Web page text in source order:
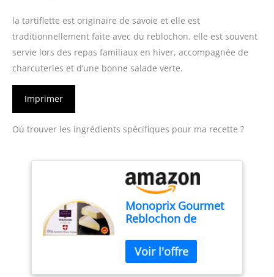
la tartiflette est originaire de savoie et elle est
traditionnellement faite avec du reblochon. elle est souvent
servie lors des repas familiaux en hiver, accompagnée de
charcuteries et d’une bonne salade verte.
Imprimer
Où trouver les ingrédients spécifiques pour ma recette ?
Monoprix Gourmet
Reblochon de